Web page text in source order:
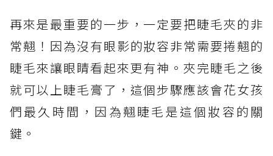
再來是最重要的一步，一定要把睫毛夾的非
常翹！因為沒有眼影的妝容非常需要捲翹的
睫毛來讓眼睛看起來更有神。夾完睫毛之後
就可以上睫毛膏了，這個步驟應該會花女孩
們最久時間，因為翹睫毛是這個妝容的關
鍵。